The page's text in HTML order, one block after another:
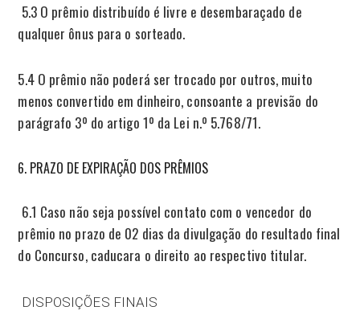
5.3 O prêmio distribuído é livre e desembaraçado de
qualquer ônus para o sorteado.
5.4 O prêmio não poderá ser trocado por outros, muito
menos convertido em dinheiro, consoante a previsão do
parágrafo 3º do artigo 1º da Lei n.º 5.768/71.
PRAZO DE EXPIRAÇÃO DOS PRÊMIOS
6.1 Caso não seja possível contato com o vencedor do
prêmio no prazo de 02 dias da divulgação do resultado final
do Concurso, caducara o direito ao respectivo titular.
DISPOSIÇÕES FINAIS